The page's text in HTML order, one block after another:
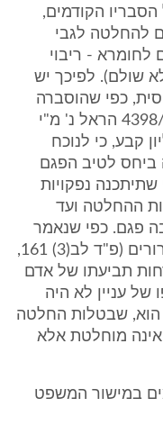
ובעדותו על הסבריו הקודמים,
להחלטה לגבי
לחומרא - ריבוי
שולם). לפיכך יש
כפי שהוסברה
ע"י בית המשפט העליון ברע"פ 4398/99 הראל נ' מ"י
קבע, כי לנוכח
ביחס לטיב הפגם
נפקויות
ההחלטה ועד
פגם. כפי שנאמר
בבג"צ 598/77 דרעי נ' ועדת השחרורים (פ"ד לב(3) 161,
תביעתו של אדם
של עניין לא היה
הוא, שבטלות החלטה
מוחלטת אלא
במישור המשפט